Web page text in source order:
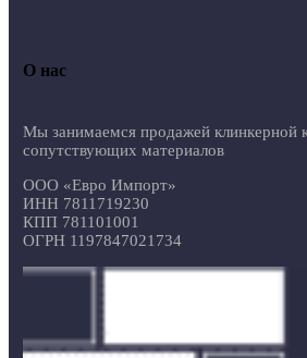
О нас
Мы занимаемся продажей клинкерной
сопутствующих материалов
ООО «Евро Импорт»
ИНН 7811719230
КПП 781101001
ОГРН 1197847021734